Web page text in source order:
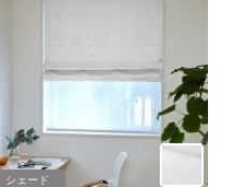
シェード